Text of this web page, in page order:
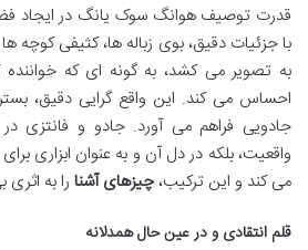
قدرت توصیف هوانگ سوک یانگ در ایجاد
با جزئیات دقیق، بوی زباله ها، کثیفی کوچه
به تصویر می کشد، به گونه ای که
احساس می کند. این واقع گرایی دقیق،
جادویی فراهم می آورد. جادو و فانتزی
واقعیت، بلکه در دل آن و به عنوان ابزاری
می کند و این ترکیب،چیزهای آشنا را به
قلم انتقادی و در عین حال همدلانه